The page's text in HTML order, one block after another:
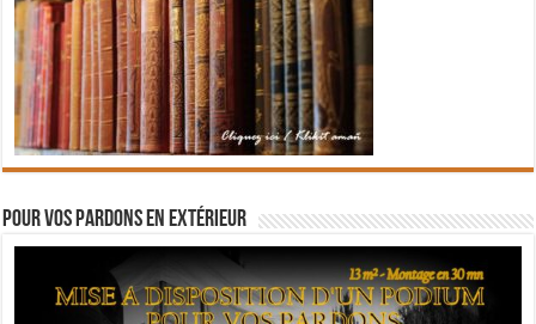
Pour vos pardons en extérieur